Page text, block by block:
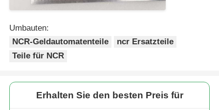
Umbauten:
NCR-Geldautomatenteile
ncr Ersatzteile
Teile für NCR
Erhalten Sie den besten Preis für